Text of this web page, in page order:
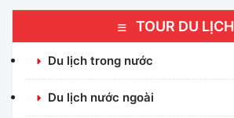
TOUR DU LỊCH
Du lịch trong nước
Du lịch nước ngoài